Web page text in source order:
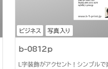
ビジネス 写真入り
b-0812p
L字装飾がアクセント！シンプル